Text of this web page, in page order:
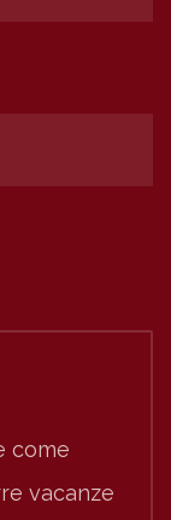
come
vacanze